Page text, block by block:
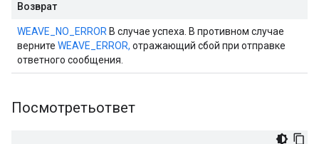
Возврат
WEAVE_NO_ERROR В случае успеха. В противном случае
верните WEAVE_ERROR, отражающий сбой при отправке
ответного сообщения.
Посмотретьответ